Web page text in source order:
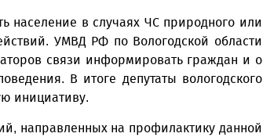
население в случаях ЧС природного или
УМВД РФ по Вологодской области
связи информировать граждан и о
В итоге депутаты вологодского
инициативу.
направленных на профилактику данной